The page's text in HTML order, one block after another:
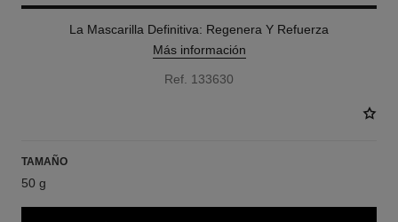
La Mascarilla Definitiva: Regenera Y Refuerza
Más información
Ref. 133630
TAMAÑO
50 g